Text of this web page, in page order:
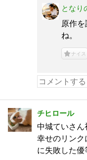
となり
原作
ね。
ナイス
チヒロール
中城ていさん
幸せのリンク
に失敗した優